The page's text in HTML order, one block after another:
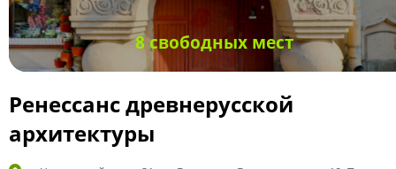
8 свободных мест
Ренессанс древнерусской
архитектуры